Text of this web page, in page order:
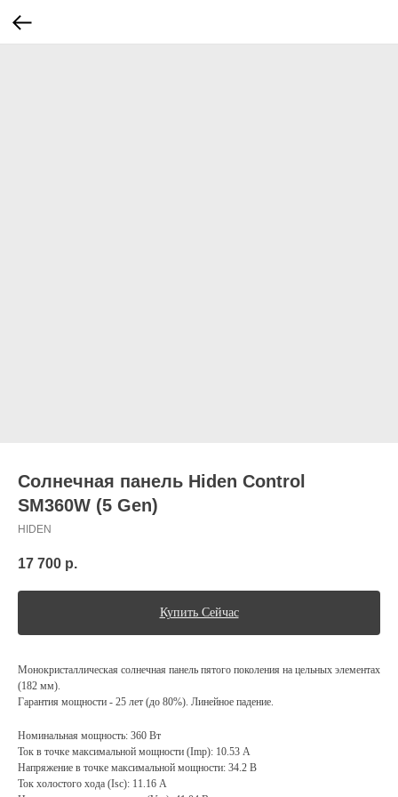
Солнечная панель Hiden Control
SM360W (5 Gen)
HIDEN
17 700 р.
Купить Сейчас
Монокристаллическая солнечная панель пятого поколения на цельных элементах
(182 мм).
Гарантия мощности - 25 лет (до 80%). Линейное падение.
Номинальная мощность: 360 Вт
Ток в точке максимальной мощности (Imp): 10.53 А
Напряжение в точке максимальной мощности: 34.2 В
Ток холостого хода (Isc): 11.16 А